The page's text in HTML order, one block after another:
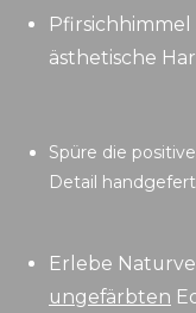
ästhetische
Spüre die
Detail
Erlebe
ungefärbten